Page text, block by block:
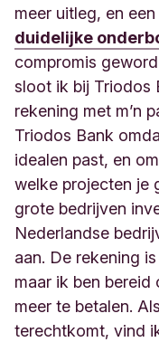
meer uitleg, en
duidelijke
compromis
sloot ik bij Triodos
rekening met m’n
Triodos Bank
idealen past, en
welke projecten je
grote bedrijven
Nederlandse
aan. De rekening
maar ik ben bereid
meer te betalen.
terechtkomt, vind